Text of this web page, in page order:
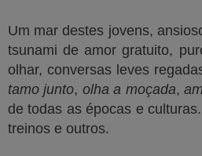
Um mar destes jovens,
tsunami de amor gratuito,
olhar, conversas leves
tamo junto, olha a moçada,
de todas as épocas e
treinos e outros.